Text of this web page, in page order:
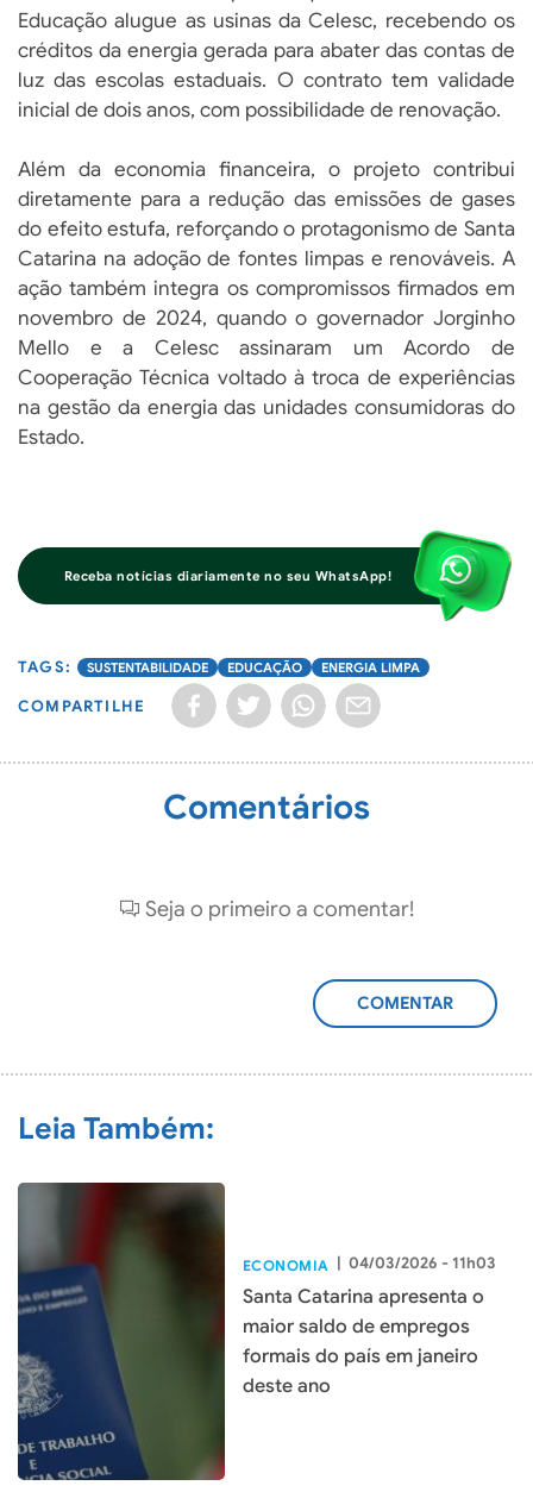
Educação alugue as usinas da Celesc, recebendo os
créditos da energia gerada para abater das contas de
luz das escolas estaduais. O contrato tem validade
inicial de dois anos, com possibilidade de renovação.
Além da economia financeira, o projeto contribui
diretamente para a redução das emissões de gases
do efeito estufa, reforçando o protagonismo de Santa
Catarina na adoção de fontes limpas e renováveis. A
ação também integra os compromissos firmados em
novembro de 2024, quando o governador Jorginho
Mello e a Celesc assinaram um Acordo de
Cooperação Técnica voltado à troca de experiências
na gestão da energia das unidades consumidoras do
Estado.
Receba notícias diariamente no seu WhatsApp!
SUSTENTABILIDADE EDUCAÇÃO ENERGIA LIMPA
COMPARTILHE
Comentários
Seja o primeiro a comentar!
ADICIONAR
Leia Também:
ECONOMIA | 04/03/2026 - 11h03
Santa Catarina apresenta o
maior saldo de empregos
formais do país em janeiro
deste ano